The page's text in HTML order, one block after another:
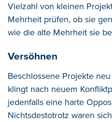
Vielzahl von kleinen
Mehrheit prüfen, ob sie
wie die alte Mehrheit sie
Versöhnen
Beschlossene Projekte
klingt nach neuem
jedenfalls eine harte
Nichtsdestotrotz waren